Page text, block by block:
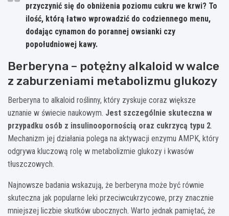
przyczynić się do obniżenia poziomu cukru we krwi? To
ilość, którą łatwo wprowadzić do codziennego menu,
dodając cynamon do porannej owsianki czy
popołudniowej kawy.
Berberyna – potężny alkaloid w walce
z zaburzeniami metabolizmu glukozy
Berberyna to alkaloid roślinny, który zyskuje coraz większe
uznanie w świecie naukowym. Jest szczególnie skuteczna w
przypadku osób z insulinoopornością oraz cukrzycą typu 2.
Mechanizm jej działania polega na aktywacji enzymu AMPK, który
odgrywa kluczową rolę w metabolizmie glukozy i kwasów
tłuszczowych.
Najnowsze badania wskazują, że berberyna może być równie
skuteczna jak popularne leki przeciwcukrzycowe, przy znacznie
mniejszej liczbie skutków ubocznych. Warto jednak pamiętać, że